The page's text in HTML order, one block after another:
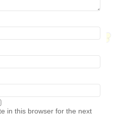
in this browser for the next